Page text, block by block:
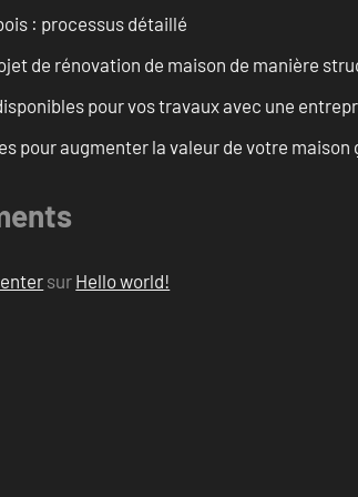
: processus détaillé
de rénovation de maison de manière
pour vos travaux avec une
pour augmenter la valeur de votre maison
sur Hello world!